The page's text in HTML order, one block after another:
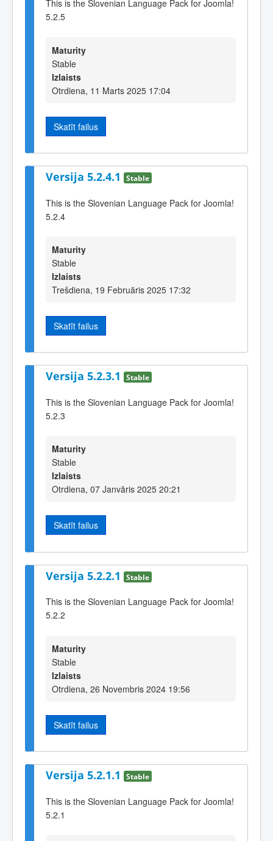
This is the Slovenian Language Pack for Joomla!
5.2.5
Maturity
Stable
Izlaists
Otrdiena, 11 Marts 2025 17:04
Skatīt failus
Versija 5.2.4.1 Stable
This is the Slovenian Language Pack for Joomla!
5.2.4
Maturity
Stable
Izlaists
Trešdiena, 19 Februāris 2025 17:32
Skatīt failus
Versija 5.2.3.1 Stable
This is the Slovenian Language Pack for Joomla!
5.2.3
Maturity
Stable
Izlaists
Otrdiena, 07 Janvāris 2025 20:21
Skatīt failus
Versija 5.2.2.1 Stable
This is the Slovenian Language Pack for Joomla!
5.2.2
Maturity
Stable
Izlaists
Otrdiena, 26 Novembris 2024 19:56
Skatīt failus
Versija 5.2.1.1 Stable
This is the Slovenian Language Pack for Joomla!
5.2.1